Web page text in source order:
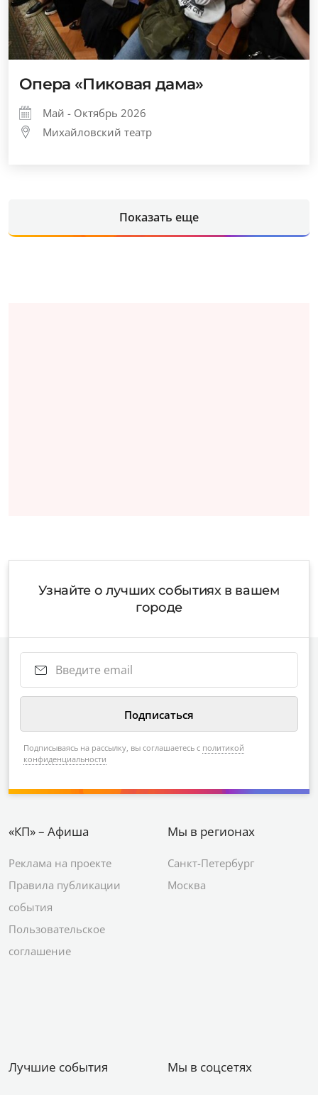
Опера «Пиковая дама»
Май - Октябрь 2026
Михайловский театр
Показать еще
Узнайте о лучших событиях в вашем
городе
Подписываясь на рассылку, вы соглашаетесь с политикой
конфиденциальности
«КП» – Афиша
Реклама на проекте
Правила публикации
события
Пользовательское
соглашение
Мы в регионах
Санкт-Петербург
Москва
Лучшие события Мы в соцсетях